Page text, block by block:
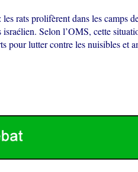
rats prolifèrent dans les camps
Selon l’OMS, cette
pour lutter contre les nuisibles et